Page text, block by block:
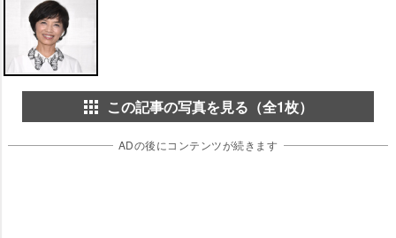
この記事の写真を見る（全1枚）
ADの後にコンテンツが続きます